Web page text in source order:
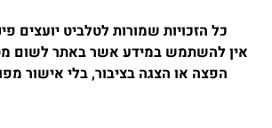
כל הזכויות שמורות לטלביט יועצים
אין להשתמש במידע אשר באתר לשום
הפצה או הצגה בציבור, בלי אישור